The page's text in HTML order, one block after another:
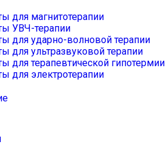
для магнитотерапии
УВЧ-терапии
для ударно-волновой терапии
для ультразвуковой терапии
для терапевтической
для электротерапии